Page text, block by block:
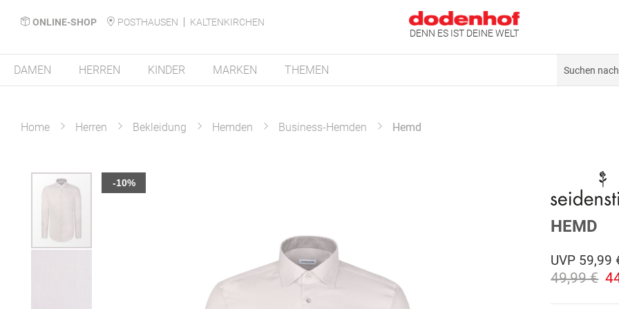
ONLINE-SHOP POSTHAUSEN
KALTENKIRCHEN
DENN ES IST DEINE WELT
DAMEN HERREN KINDER MARKEN THEMEN
Home Herren Bekleidung Hemden Business-Hemden Hemd
Zum
Ende
-10%
HEMD
UVP 59,99
49,99 €